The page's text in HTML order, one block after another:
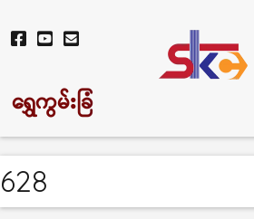
ရွှေကွမ်းခြံ
628